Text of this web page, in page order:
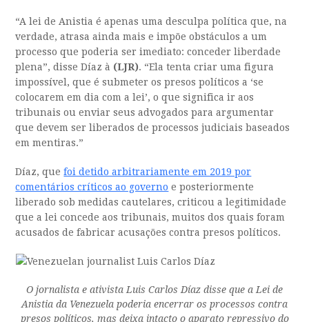
“A lei de Anistia é apenas uma desculpa política que, na
verdade, atrasa ainda mais e impõe obstáculos a um
processo que poderia ser imediato: conceder liberdade
plena”, disse Díaz à (LJR). “Ela tenta criar uma figura
impossível, que é submeter os presos políticos a ‘se
colocarem em dia com a lei’, o que significa ir aos
tribunais ou enviar seus advogados para argumentar
que devem ser liberados de processos judiciais baseados
em mentiras.”
Díaz, quefoi detido arbitrariamente em 2019 por
comentários críticos ao governo e posteriormente
liberado sob medidas cautelares, criticou a legitimidade
que a lei concede aos tribunais, muitos dos quais foram
acusados de fabricar acusações contra presos políticos.
O jornalista e ativista Luis Carlos Díaz disse que a Lei de
Anistia da Venezuela poderia encerrar os processos contra
presos políticos, mas deixa intacto o aparato repressivo do